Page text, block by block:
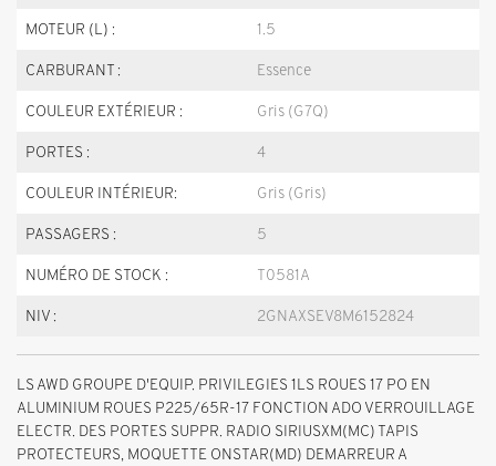
MOTEUR (L) : 1.5
CARBURANT : Essence
COULEUR EXTÉRIEUR : Gris (G7Q)
PORTES : 4
COULEUR INTÉRIEUR: Gris (Gris)
PASSAGERS : 5
NUMÉRO DE STOCK : T0581A
NIV : 2GNAXSEV8M6152824
LS AWD GROUPE D'EQUIP. PRIVILEGIES 1LS ROUES 17 PO EN
ALUMINIUM ROUES P225/65R-17 FONCTION ADO VERROUILLAGE
ELECTR. DES PORTES SUPPR. RADIO SIRIUSXM(MC) TAPIS
PROTECTEURS, MOQUETTE ONSTAR(MD) DEMARREUR A